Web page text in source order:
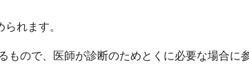
れます。
ので、医師が診断のためとくに必要な場合に